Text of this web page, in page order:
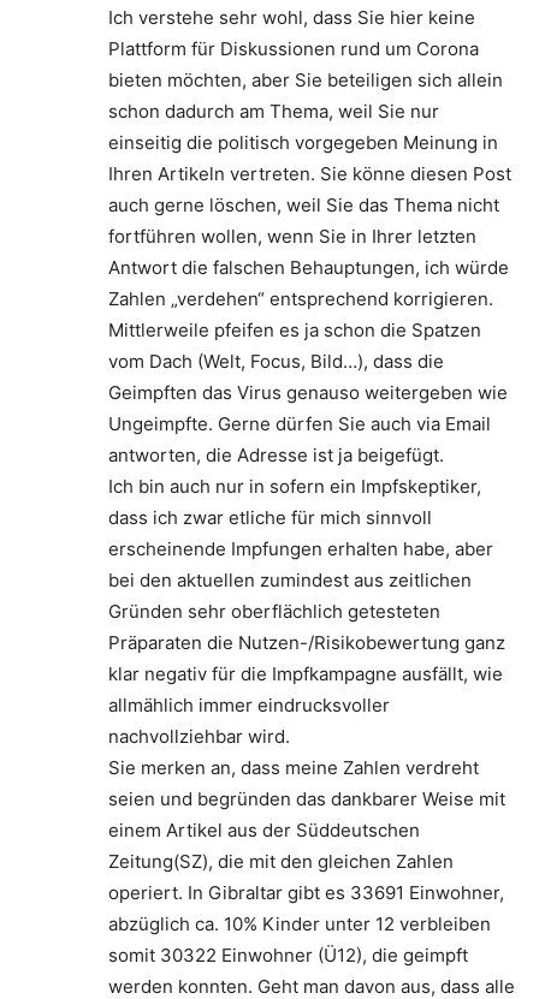
Ich verstehe sehr wohl, dass Sie hier keine
Plattform für Diskussionen rund um Corona
bieten möchten, aber Sie beteiligen sich allein
schon dadurch am Thema, weil Sie nur
einseitig die politisch vorgegeben Meinung in
Ihren Artikeln vertreten. Sie könne diesen Post
auch gerne löschen, weil Sie das Thema nicht
fortführen wollen, wenn Sie in Ihrer letzten
Antwort die falschen Behauptungen, ich würde
Zahlen „verdehen“ entsprechend korrigieren.
Mittlerweile pfeifen es ja schon die Spatzen
vom Dach (Welt, Focus, Bild…), dass die
Geimpften das Virus genauso weitergeben wie
Ungeimpfte. Gerne dürfen Sie auch via Email
antworten, die Adresse ist ja beigefügt.
Ich bin auch nur in sofern ein Impfskeptiker,
dass ich zwar etliche für mich sinnvoll
erscheinende Impfungen erhalten habe, aber
bei den aktuellen zumindest aus zeitlichen
Gründen sehr oberflächlich getesteten
Präparaten die Nutzen-/Risikobewertung ganz
klar negativ für die Impfkampagne ausfällt, wie
allmählich immer eindrucksvoller
nachvollziehbar wird.
Sie merken an, dass meine Zahlen verdreht
seien und begründen das dankbarer Weise mit
einem Artikel aus der Süddeutschen
Zeitung(SZ), die mit den gleichen Zahlen
operiert. In Gibraltar gibt es 33691 Einwohner,
abzüglich ca. 10% Kinder unter 12 verbleiben
somit 30322 Einwohner (Ü12), die geimpft
werden konnten. Geht man davon aus, dass alle